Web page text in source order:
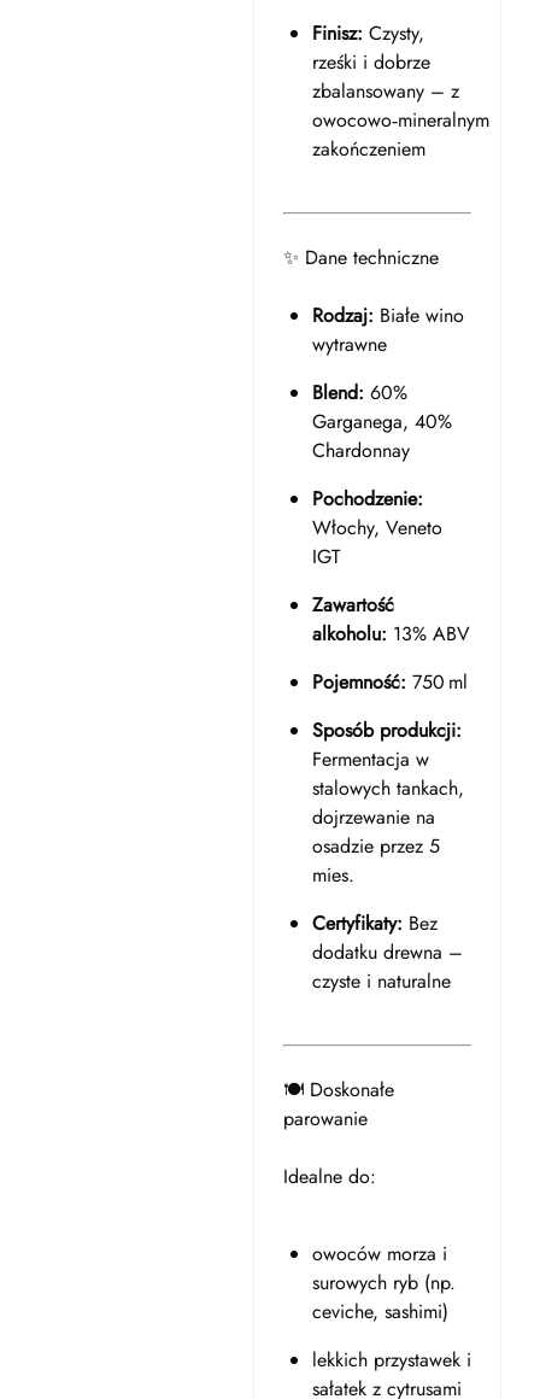
Finisz: Czysty,
rześki i dobrze
zbalansowany – z
owocowo‑mineralnym
zakończeniem
✨ Dane techniczne
Rodzaj: Białe wino
wytrawne
Blend: 60%
Garganega, 40%
Chardonnay
Pochodzenie:
Włochy, Veneto
IGT
Zawartość
alkoholu: 13% ABV
Pojemność: 750 ml
Sposób produkcji:
Fermentacja w
stalowych tankach,
dojrzewanie na
osadzie przez 5
mies.
Certyfikaty: Bez
dodatku drewna –
czyste i naturalne
🍽️ Doskonałe
parowanie
Idealne do:
owoców morza i
surowych ryb (np.
ceviche, sashimi)
lekkich przystawek i
sałatek z cytrusami